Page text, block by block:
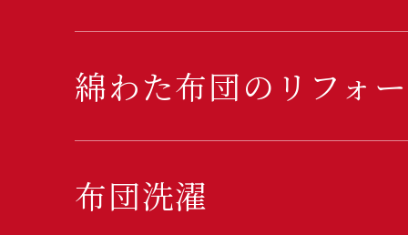
綿わた布団のリフォ
布団洗濯